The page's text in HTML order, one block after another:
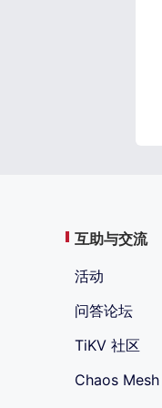
互助与交流
活动
问答论坛
TiKV 社区
Chaos Mesh